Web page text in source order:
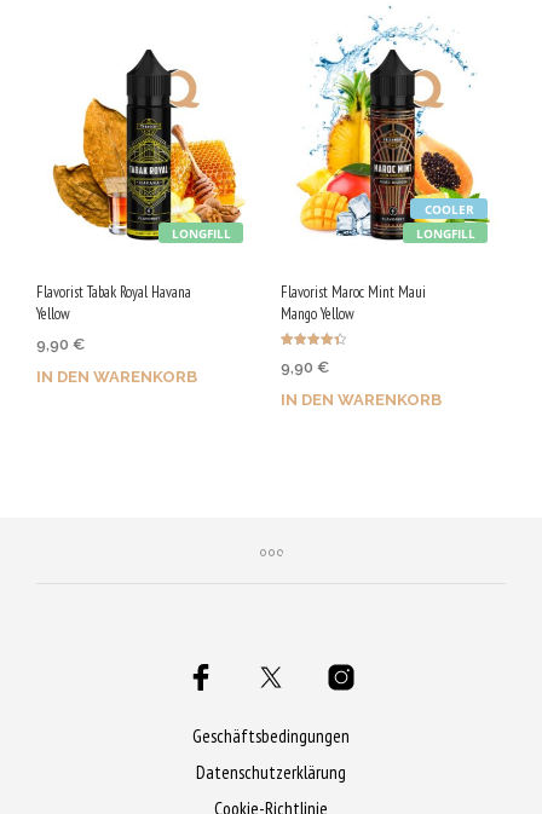
LONGFILL
Flavorist Tabak Royal Havana
Yellow
9,90 €
IN DEN WARENKORB
LONGFILL
COOLER
Flavorist Maroc Mint Maui
Mango Yellow
mit
von 5
9,90 €
IN DEN WARENKORB
Geschäftsbedingungen
Datenschutzerklärung
Cookie-Richtlinie